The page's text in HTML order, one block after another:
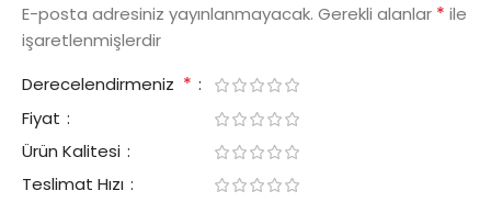
E-posta adresiniz yayınlanmayacak. Gerekli alanlar * ile
işaretlenmişlerdir
Derecelendirmeniz *
Fiyat
Ürün Kalitesi
Teslimat Hızı